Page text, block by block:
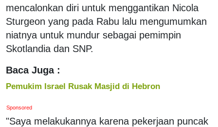
mencalonkan diri untuk menggantikan Nicola
Sturgeon yang pada Rabu lalu mengumumkan
niatnya untuk mundur sebagai pemimpin
Skotlandia dan SNP.
Baca Juga :
Pemukim Israel Rusak Masjid di Hebron
Sponsored
"Saya melakukannya karena pekerjaan puncak